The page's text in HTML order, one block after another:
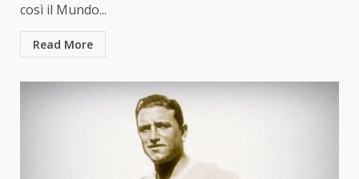
così il Mundo...
Read More